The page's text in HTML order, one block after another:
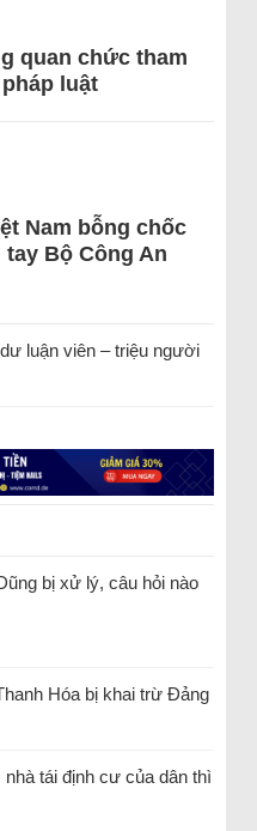
quan chức tham
luật
Nam bỗng chốc
Bộ Công An
luận viên – triệu người
bị xử lý, câu hỏi nào
Hóa bị khai trừ Đảng
tái định cư của dân thì